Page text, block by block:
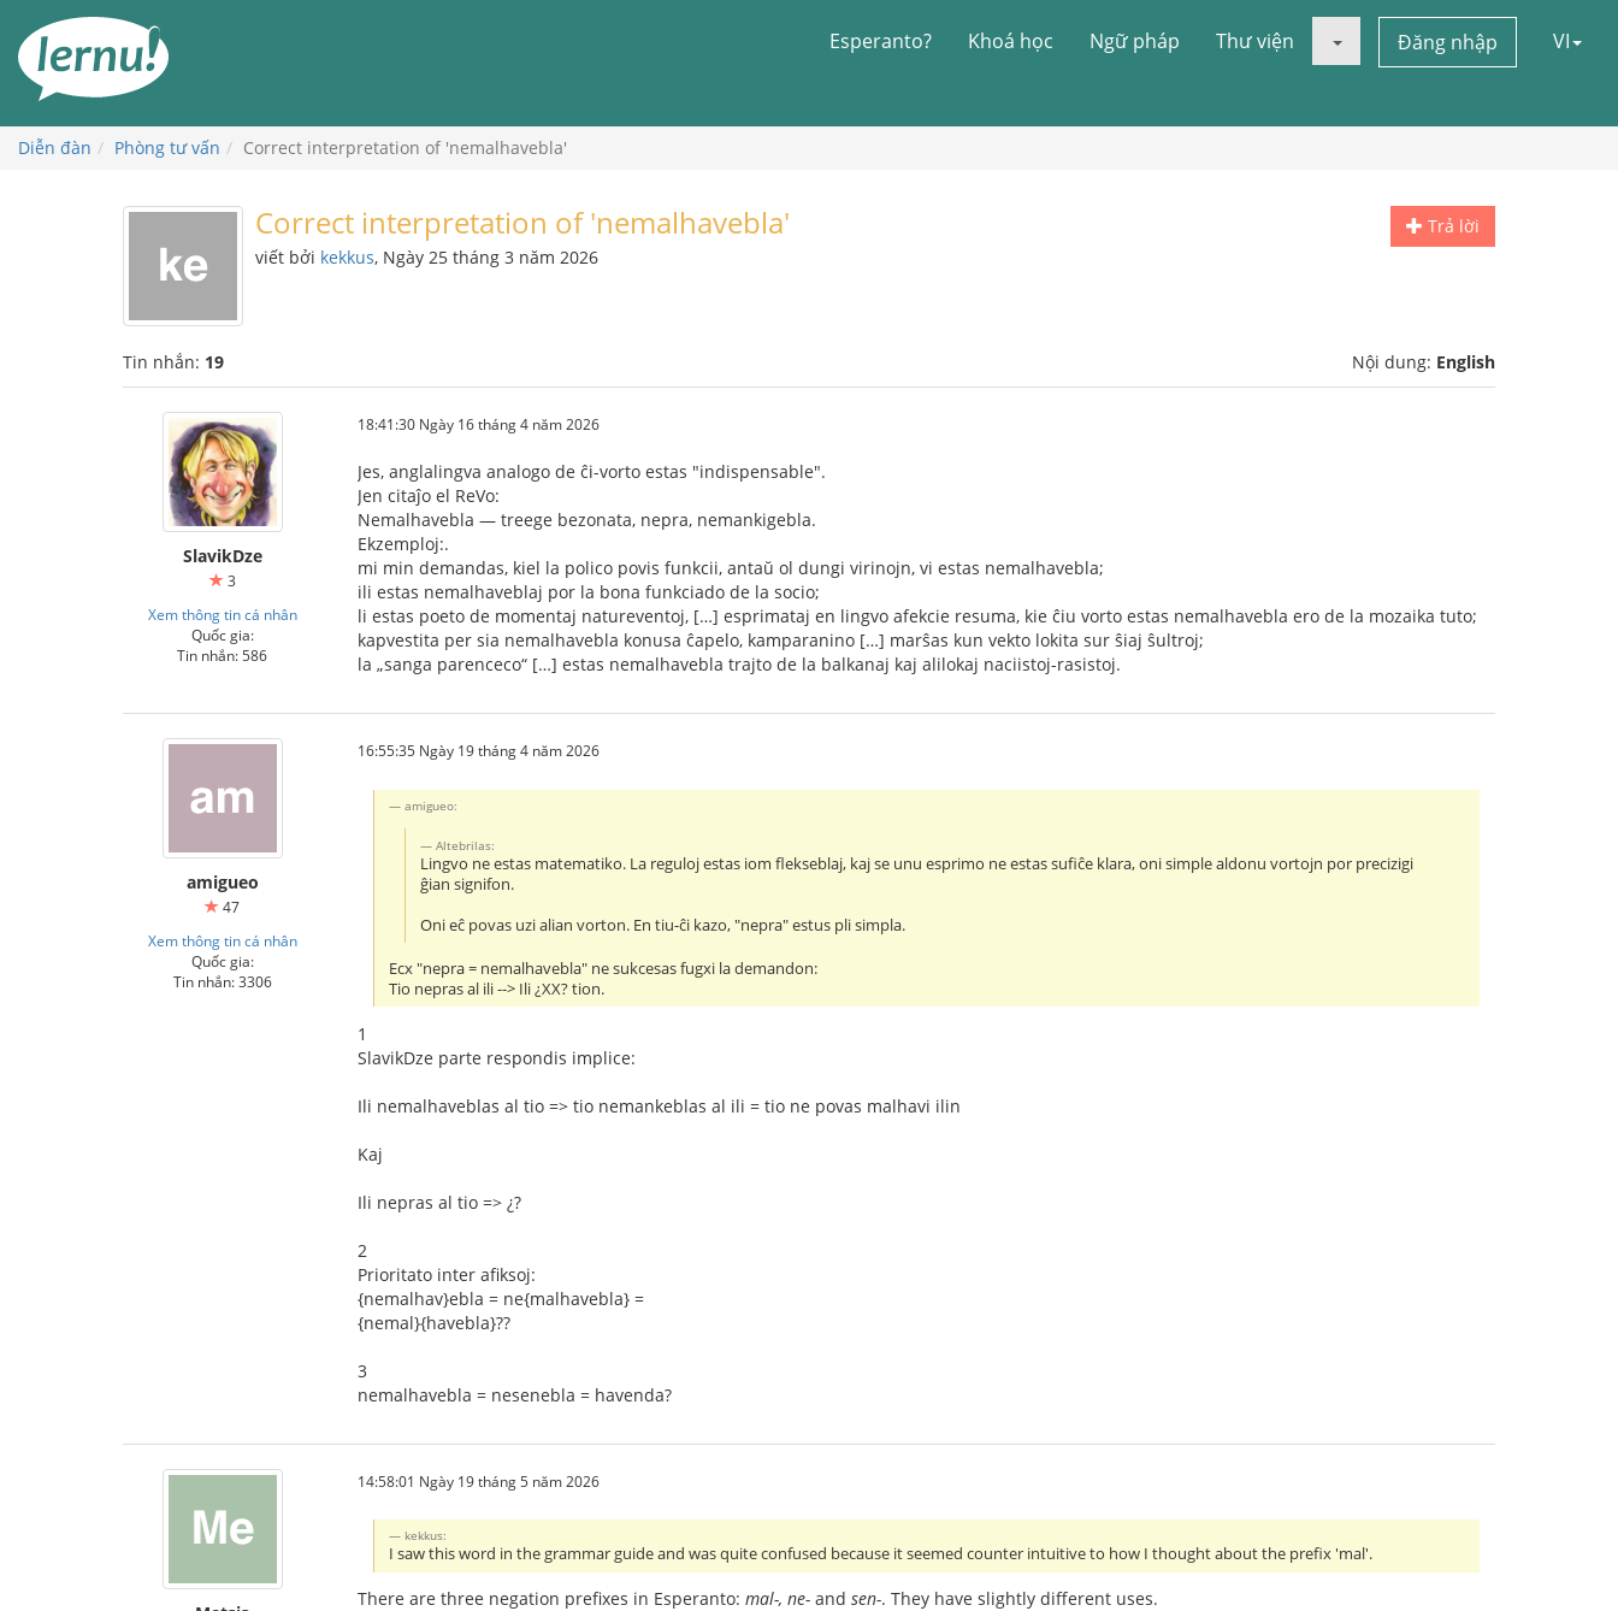
đến
phần
dung
Esperanto? Khoá học Ngữ pháp Thư viện Đăng nhập VI
Diễn đàn Phòng tư vấn Correct interpretation of 'nemalhavebla'
Trả lời
Correct interpretation of 'nemalhavebla'
viết bởi kekkus, Ngày 25 tháng 3 năm 2026
Tin nhắn: 19 Nội dung: English
SlavikDze
3
Xem thông tin cá nhân
Quốc gia:
Tin nhắn: 586
18:41:30 Ngày 16 tháng 4 năm 2026
Jes, anglalingva analogo de ĉi-vorto estas "indispensable".
Jen citaĵo el ReVo:
Nemalhavebla — treege bezonata, nepra, nemankigebla.
Ekzemploj:.
mi min demandas, kiel la polico povis funkcii, antaŭ ol dungi virinojn, vi estas nemalhavebla;
ili estas nemalhaveblaj por la bona funkciado de la socio;
li estas poeto de momentaj natureventoj, […] esprimataj en lingvo afekcie resuma, kie ĉiu vorto estas nemalhavebla ero de la mozaika tuto;
kapvestita per sia nemalhavebla konusa ĉapelo, kamparanino […] marŝas kun vekto lokita sur ŝiaj ŝultroj;
la „sanga parenceco“ […] estas nemalhavebla trajto de la balkanaj kaj alilokaj naciistoj-rasistoj.
amigueo
47
Xem thông tin cá nhân
Quốc gia:
Tin nhắn: 3306
16:55:35 Ngày 19 tháng 4 năm 2026
amigueo:
Altebrilas:
Lingvo ne estas matematiko. La reguloj estas iom flekseblaj, kaj se unu esprimo ne estas sufiĉe klara, oni simple aldonu vortojn por precizigi
ĝian signifon.
Oni eĉ povas uzi alian vorton. En tiu-ĉi kazo, "nepra" estus pli simpla.
Ecx "nepra = nemalhavebla" ne sukcesas fugxi la demandon:
Tio nepras al ili --> Ili ¿XX? tion.
1
SlavikDze parte respondis implice:
Ili nemalhaveblas al tio => tio nemankeblas al ili = tio ne povas malhavi ilin
Kaj
Ili nepras al tio => ¿?
2
Prioritato inter afiksoj:
{nemalhav}ebla = ne{malhavebla} =
{nemal}{havebla}??
3
nemalhavebla = nesenebla = havenda?
14:58:01 Ngày 19 tháng 5 năm 2026
kekkus:
I saw this word in the grammar guide and was quite confused because it seemed counter intuitive to how I thought about the prefix 'mal'.
There are three negation prefixes in Esperanto: mal-, ne- and sen-. They have slightly different uses.